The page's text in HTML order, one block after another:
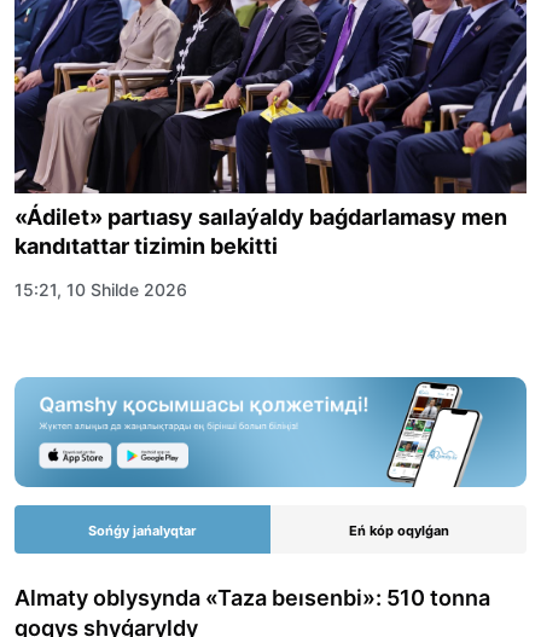
«Ádilet» partıasy saılaýaldy baǵdarlamasy men
kandıtattar tizimin bekitti
15:21, 10 Shilde 2026
Sońǵy jańalyqtar Eń kóp oqylǵan
Almaty oblysynda «Taza beısenbi»: 510 tonna
qoqys shyǵaryldy